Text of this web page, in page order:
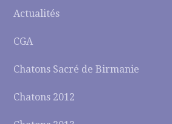
Actualités
CGA
Chatons Sacré de Birmanie
Chatons 2012